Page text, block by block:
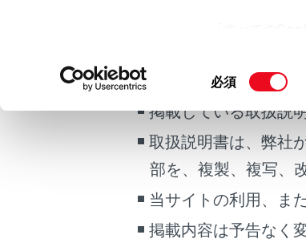
て」をご覧く
同
の
選
択
必須
室内装備・機能
マルチメディア
お手入れのしかた
万一の場合には
当サイトには、全て
掲載している取扱説
取扱説明書は、弊社
部を、複製、複写、
当サイトの利用、ま
掲載内容は予告なく